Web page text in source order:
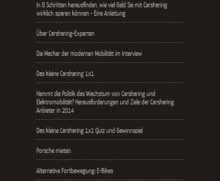
In 8 Schritten herausfinden, wie viel Geld Sie mit Carsharing
wirklich sparen können - Eine Anleitung
Über Carsharing-Experten
Die Macher der modernen Mobilität im Interview
Das kleine Carsharing 1x1
Hemmt die Politik das Wachstum von Carsharing und
Elektromobilität? Herausforderungen und Ziele der Carsharing
Anbieter in 2014
Das kleine Carsharing 1x1 Quiz und Gewinnspiel
Porsche mieten
Alternative Fortbewegung: E-Bikes